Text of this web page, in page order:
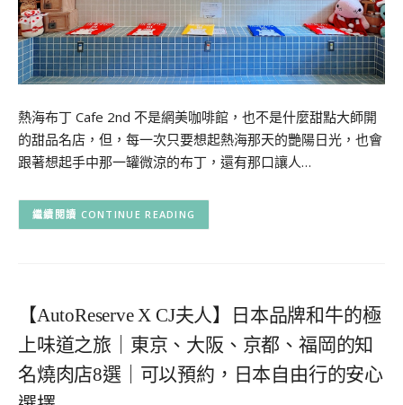
熱海布丁 Cafe 2nd 不是網美咖啡館，也不是什麼甜點大師開
的甜品名店，但，每一次只要想起熱海那天的艷陽日光，也會
跟著想起手中那一罐微涼的布丁，還有那口讓人…
CONTINUE READING
【AutoReserve X CJ夫人】日本品牌和牛的極
上味道之旅｜東京、大阪、京都、福岡的知
名燒肉店8選｜可以預約，日本自由行的安心